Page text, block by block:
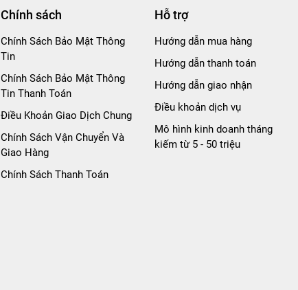
Chính sách
Chính Sách Bảo Mật Thông
Tin
Chính Sách Bảo Mật Thông
Tin Thanh Toán
Điều Khoản Giao Dịch Chung
Chính Sách Vận Chuyển Và
Giao Hàng
Chính Sách Thanh Toán
Hỗ trợ
Hướng dẫn mua hàng
Hướng dẫn thanh toán
Hướng dẫn giao nhận
Điều khoản dịch vụ
Mô hình kinh doanh tháng
kiếm từ 5 - 50 triệu